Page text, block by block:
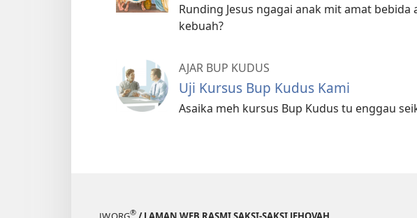
Runding Jesus ngagai anak mit amat bebida
kebuah?
AJAR BUP KUDUS
Uji Kursus Bup Kudus Kami
Asaika meh kursus Bup Kudus tu enggau
®